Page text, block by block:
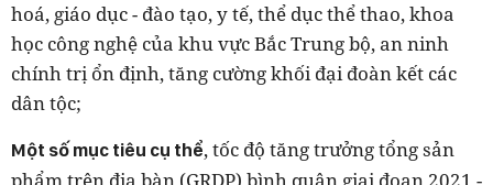
hoá, giáo dục - đào tạo, y tế, thể dục thể thao, khoa
học công nghệ của khu vực Bắc Trung bộ, an ninh
chính trị ổn định, tăng cường khối đại đoàn kết các
dân tộc;
Một số mục tiêu cụ thể, tốc độ tăng trưởng tổng sản